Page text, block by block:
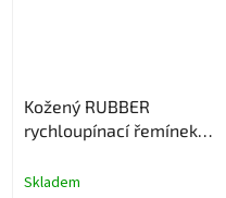
Kožený RUBBER
rychloupínací řemínek
Skladem